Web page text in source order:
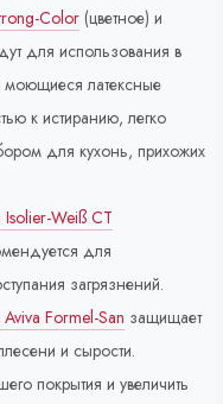
Color (цветное) и
для использования в
моющиеся латексные
к истиранию, легко
для кухонь, прихожих
Isolier-Weiß СT
для
загрязнений.
Formel-San защищает
и сырости.
покрытия и увеличить